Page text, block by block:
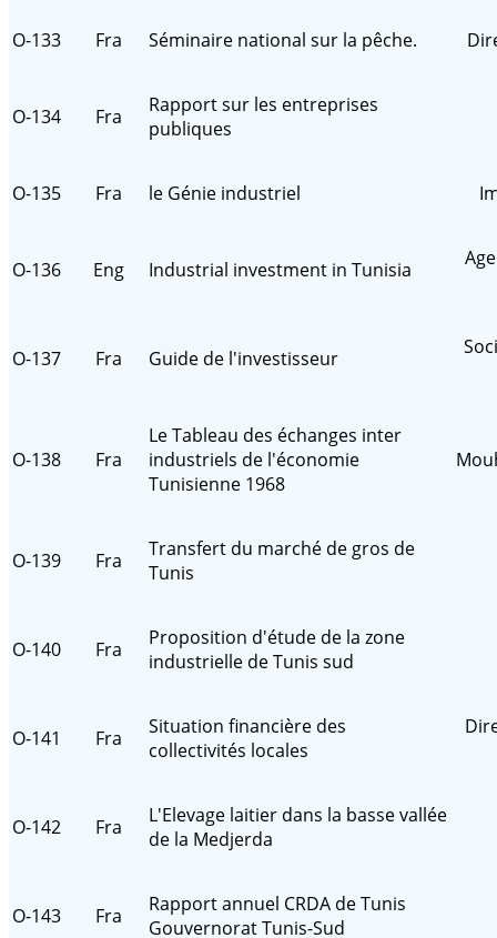
O-133 Fra Séminaire national sur la pêche.
O-134 Fra
Rapport sur les entreprises
publiques
O-135 Fra le Génie industriel
O-136 Eng Industrial investment in Tunisia
O-137 Fra Guide de l'investisseur
O-138 Fra
Le Tableau des échanges inter
industriels de l'économie
Tunisienne 1968
O-139 Fra
Transfert du marché de gros de
Tunis
O-140 Fra
Proposition d'étude de la zone
industrielle de Tunis sud
O-141 Fra
Situation financière des
collectivités locales
O-142 Fra
L'Elevage laitier dans la basse vallée
de la Medjerda
O-143 Fra
Rapport annuel CRDA de Tunis
Gouvernorat Tunis-Sud